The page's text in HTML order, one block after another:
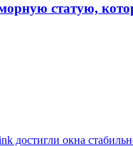
статую,